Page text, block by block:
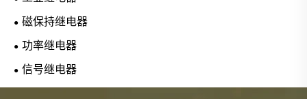
磁保持继电器
功率继电器
信号继电器